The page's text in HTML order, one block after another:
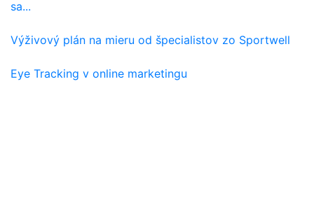
sa...
Výživový plán na mieru od špecialistov zo Sportwell
Eye Tracking v online marketingu